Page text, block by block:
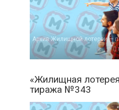
Архив Жилищной лотереи —
«Жилищная
тиража №343